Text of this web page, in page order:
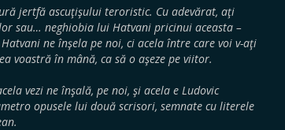
jertfă ascuţişului teroristic. Cu adevărat, aţi
sau… neghiobia lui Hatvani pricinui aceasta –
ne înşela pe noi, ci acela între care voi v-aţi
voastră în mână, ca să o aşeze pe viitor.
vezi ne înşală, pe noi, şi acela e Ludovic
opusele lui două scrisori, semnate cu literele